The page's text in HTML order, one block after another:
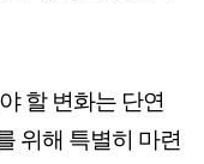
할 변화는 단연
위해 특별히 마련